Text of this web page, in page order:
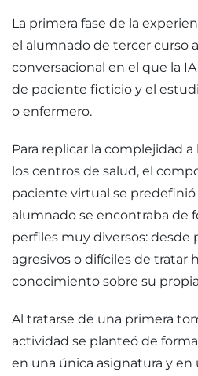
La primera fase de la
el alumnado de tercer curso
conversacional en el que la
de paciente ficticio y el
o enfermero.
Para replicar la complejidad
los centros de salud, el
paciente virtual se predefinió
alumnado se encontraba de
perfiles muy diversos: desde
agresivos o difíciles de tratar
conocimiento sobre su
Al tratarse de una primera
actividad se planteó de
en una única asignatura y